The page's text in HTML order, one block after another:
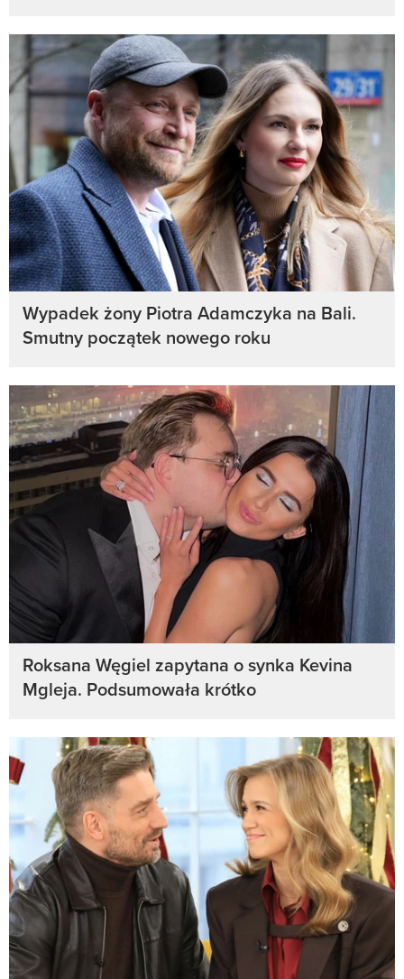
Wypadek żony Piotra Adamczyka na Bali.
Smutny początek nowego roku
Roksana Węgiel zapytana o synka Kevina
Mgleja. Podsumowała krótko